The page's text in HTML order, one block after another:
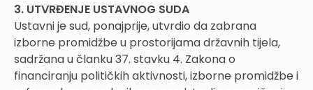
3. UTVRĐENJE USTAVNOG SUDA
Ustavni je sud, ponajprije, utvrdio da zabrana
izborne promidžbe u prostorijama državnih tijela,
sadržana u članku 37. stavku 4. Zakona o
financiranju političkih aktivnosti, izborne promidžbe i